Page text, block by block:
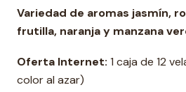
Variedad de aromas jasmín,
frutilla, naranja y manzana
Oferta Internet: 1 caja de 12
color al azar)